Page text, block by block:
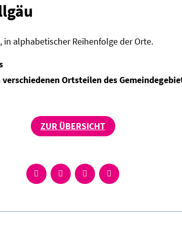
alphabetischer Reihenfolge der Orte.
Ortsteilen des
ZUR ÜBERSICHT